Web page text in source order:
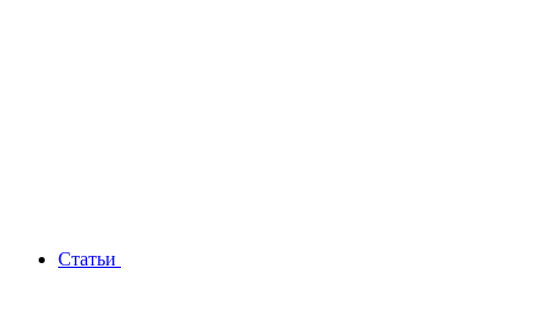
Статьи